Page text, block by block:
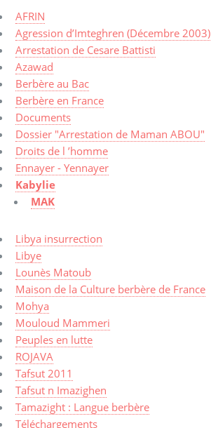
AFRIN
Agression d’Imteghren (Décembre 2003)
Arrestation de Cesare Battisti
Azawad
Berbère au Bac
Berbère en France
Documents
Dossier "Arrestation de Maman ABOU"
Droits de l ’homme
Ennayer - Yennayer
Kabylie
MAK
Libya insurrection
Libye
Lounès Matoub
Maison de la Culture berbère de France
Mohya
Mouloud Mammeri
Peuples en lutte
ROJAVA
Tafsut 2011
Tafsut n Imazighen
Tamazight : Langue berbère
Téléchargements